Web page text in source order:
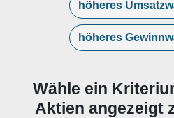
höheres
höheres
Wähle ein
Aktien angezeigt